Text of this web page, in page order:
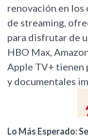
renovación en los
de streaming,
para disfrutar de
HBO Max,
Apple TV+ tienen
y documentales
Lo Más Esperado: